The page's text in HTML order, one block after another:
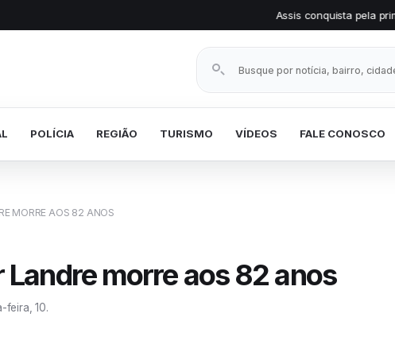
Assis conquista pela primeira vez o
Buscar notícias
POLÍCIA REGIÃO TURISMO VÍDEOS FALE CONOSCO
MORRE AOS 82 ANOS
morre aos 82 anos
feira, 10.